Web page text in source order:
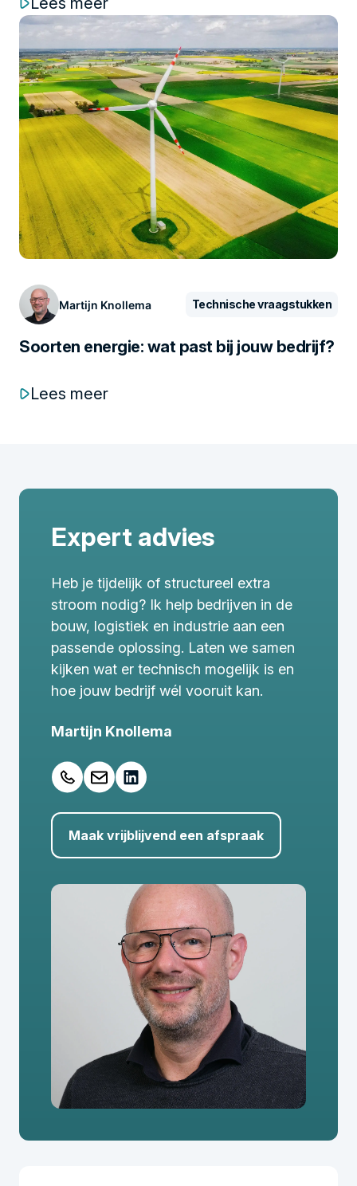
Martijn Knollema Technische vraagstukken
Soorten energie: wat past bij jouw bedrijf?
Lees meer
Expert advies
Heb je tijdelijk of structureel extra
stroom nodig? Ik help bedrijven in de
bouw, logistiek en industrie aan een
passende oplossing. Laten we samen
kijken wat er technisch mogelijk is en
hoe jouw bedrijf wél vooruit kan.
Martijn Knollema
Maak vrijblijvend een afspraak